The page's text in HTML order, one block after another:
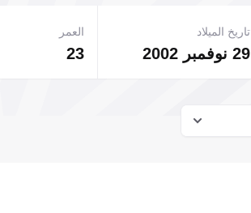
29 نوفمبر 2002
تاريخ الميلاد
23
العمر